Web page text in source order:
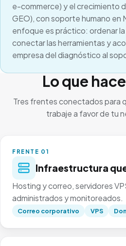
e-commerce) y el crecimiento
GEO), con soporte humano en
enfoque es práctico: ordenar
conectar las herramientas y
empresa del diagnóstico al
Lo que
Tres frentes conectados para
trabaje a favor de tu
FRENTE 01
Infraestructura
Hosting y correo, servidores
administrados y monitoreados.
Correo corporativo VPS